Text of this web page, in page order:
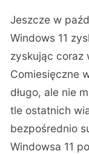
Jeszcze w
Windows 11
zyskując coraz
Comiesięczne
długo, ale nie
tle ostatnich
bezpośrednio
Windowsa 11